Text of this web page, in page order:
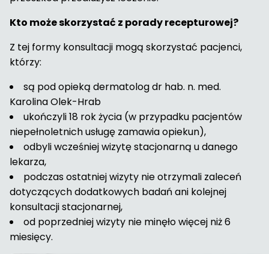
Kto może skorzystać z porady recepturowej?
Z tej formy konsultacji mogą skorzystać pacjenci,
którzy:
są pod opieką dermatolog dr hab. n. med.
Karolina Olek-Hrab
ukończyli 18 rok życia (w przypadku pacjentów
niepełnoletnich usługę zamawia opiekun),
odbyli wcześniej wizytę stacjonarną u danego
lekarza,
podczas ostatniej wizyty nie otrzymali zaleceń
dotyczących dodatkowych badań ani kolejnej
konsultacji stacjonarnej,
od poprzedniej wizyty nie minęło więcej niż 6
miesięcy.